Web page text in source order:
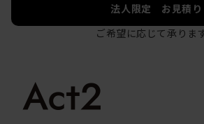
法人限定 お見積り
ご希望に応じて承ります